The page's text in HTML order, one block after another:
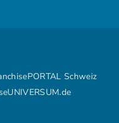
Schweiz